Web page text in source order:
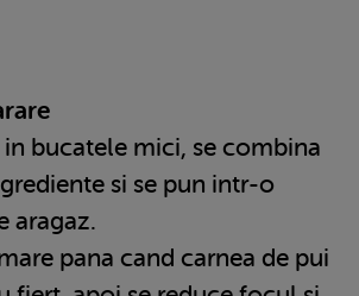
in bucatele mici, se combina
si se pun intr-o
aragaz.
pana cand carnea de pui